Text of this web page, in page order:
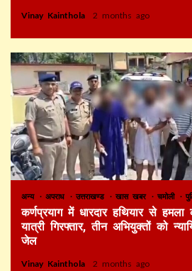
Vinay Kainthola 2 months ago
अन्य अपराध उत्तराखण्ड खास खबर चमोली
कर्णप्रयाग में धारदार हथियार से
यात्री गिरफ्तार, तीन अभियुक्तों को
जेल
Vinay Kainthola 2 months ago